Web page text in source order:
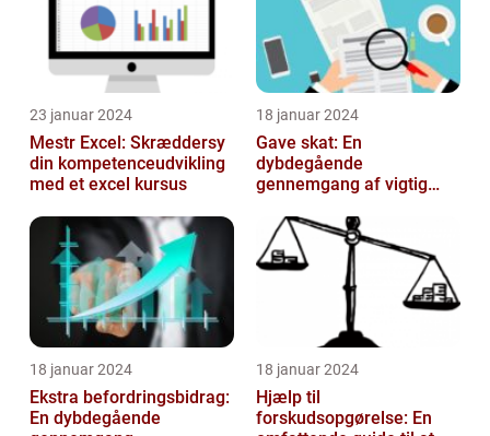
23 januar 2024
Mestr Excel: Skræddersy
din kompetenceudvikling
med et excel kursus
18 januar 2024
Gave skat: En
dybdegående
gennemgang af vigtig
udvikling
18 januar 2024
Ekstra befordringsbidrag:
En dybdegående
18 januar 2024
Hjælp til
forskudsopgørelse: En